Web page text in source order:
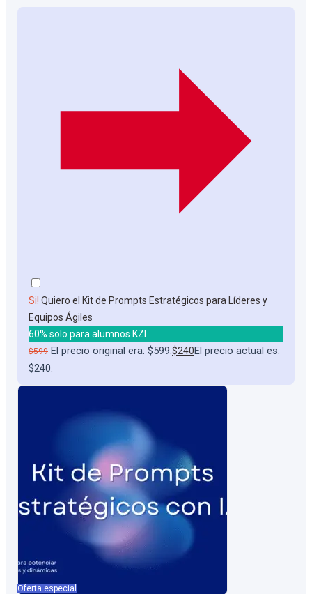
Si! Quiero el Kit de Prompts Estratégicos para Líderes y
Equipos Ágiles
60% solo para alumnos KZI
$599 El precio original era: $599.$240El precio actual es:
$240.
Oferta especial